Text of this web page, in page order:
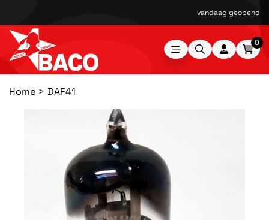
vandaag geopend
0
Home DAF41